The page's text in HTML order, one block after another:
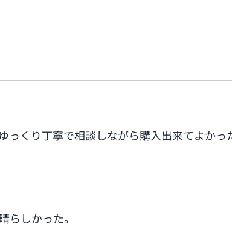
っくり丁寧で相談しながら購入出来てよかっ
らしかった。